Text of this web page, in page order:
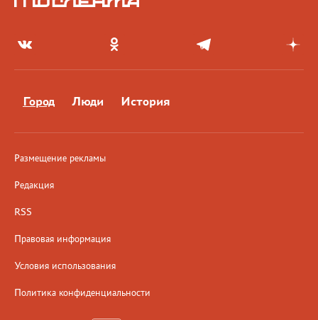
Город Люди История
Размещение рекламы
Редакция
RSS
Правовая информация
Условия использования
Политика конфиденциальности